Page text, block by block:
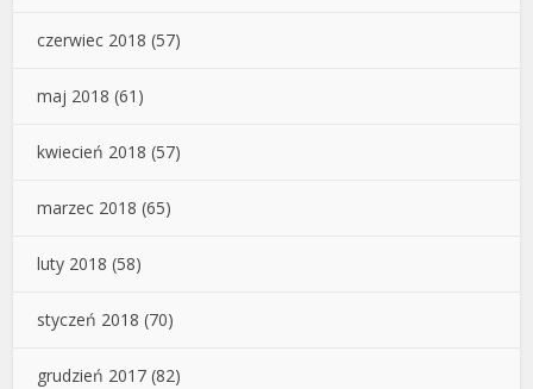
czerwiec 2018 (57)
maj 2018 (61)
kwiecień 2018 (57)
marzec 2018 (65)
luty 2018 (58)
styczeń 2018 (70)
grudzień 2017 (82)